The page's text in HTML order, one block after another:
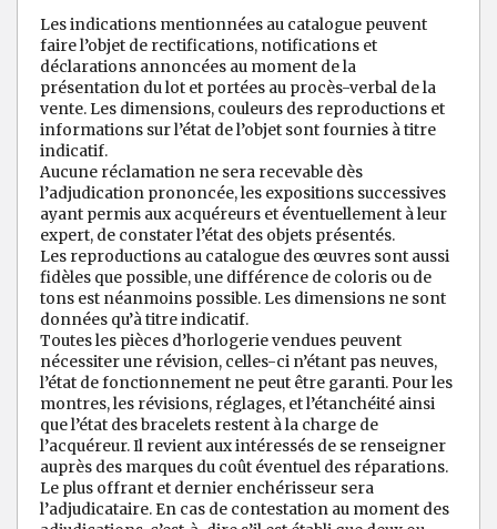
Les indications mentionnées au catalogue peuvent
faire l’objet de rectifications, notifications et
déclarations annoncées au moment de la
présentation du lot et portées au procès-verbal de la
vente. Les dimensions, couleurs des reproductions et
informations sur l’état de l’objet sont fournies à titre
indicatif.
Aucune réclamation ne sera recevable dès
l’adjudication prononcée, les expositions successives
ayant permis aux acquéreurs et éventuellement à leur
expert, de constater l’état des objets présentés.
Les reproductions au catalogue des œuvres sont aussi
fidèles que possible, une différence de coloris ou de
tons est néanmoins possible. Les dimensions ne sont
données qu’à titre indicatif.
Toutes les pièces d’horlogerie vendues peuvent
nécessiter une révision, celles-ci n’étant pas neuves,
l’état de fonctionnement ne peut être garanti. Pour les
montres, les révisions, réglages, et l’étanchéité ainsi
que l’état des bracelets restent à la charge de
l’acquéreur. Il revient aux intéressés de se renseigner
auprès des marques du coût éventuel des réparations.
Le plus offrant et dernier enchérisseur sera
l’adjudicataire. En cas de contestation au moment des